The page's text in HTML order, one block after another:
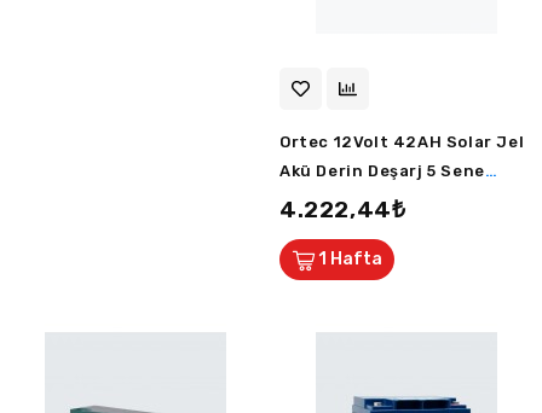
Ortec 12Volt 42AH Solar Jel
Akü Derin Deşarj 5 Sene
Ömürlü Plus
4.222,44₺
1 Hafta